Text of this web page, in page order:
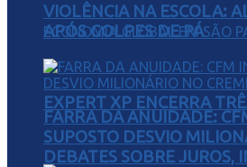
EXPERT XP ENCERRA
DEBATES SOBRE JUROS,
VIOLÊNCIA NA ESCOLA:
APÓS GOLPES DE PÁ
FARRA DA ANUIDADE:
SUPOSTO DESVIO